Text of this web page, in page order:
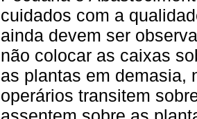
cuidados com a
ainda devem ser
não colocar as caixas
as plantas em demasia,
operários transitem